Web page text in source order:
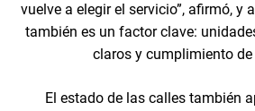
vuelve a elegir el servicio”, afirmó, y
también es un factor clave:
claros y cumplimiento de
El estado de las calles también